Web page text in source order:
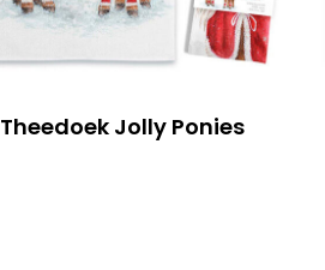
Theedoek Jolly Ponies